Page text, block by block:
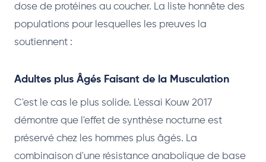
dose de protéines au coucher. La liste honnête des
populations pour lesquelles les preuves la
soutiennent :
Adultes plus Âgés Faisant de la Musculation
C'est le cas le plus solide. L'essai Kouw 2017
démontre que l'effet de synthèse nocturne est
préservé chez les hommes plus âgés. La
combinaison d'une résistance anabolique de base